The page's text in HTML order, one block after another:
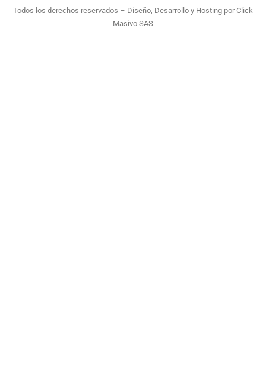
Todos los derechos reservados – Diseño, Desarrollo y Hosting porClick
Masivo SAS